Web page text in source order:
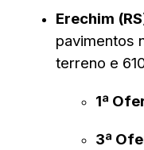
Erechim
pavimentos
terreno e
1ª
3ª